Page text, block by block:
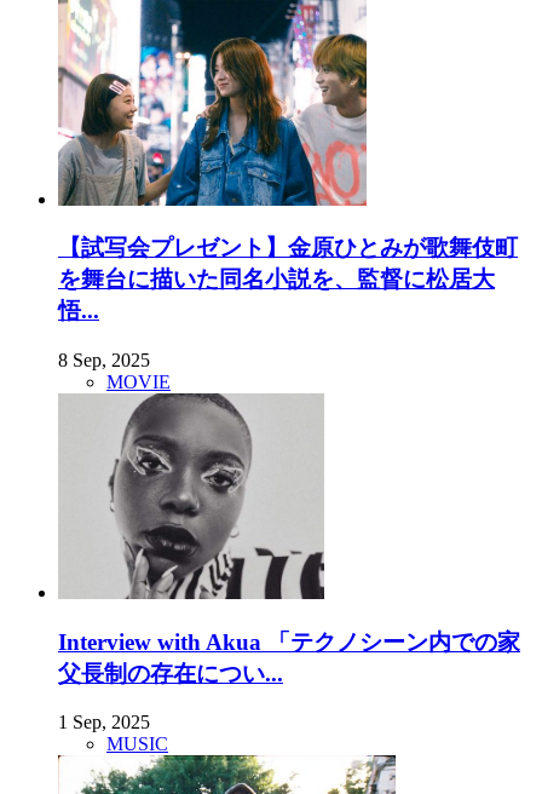
【試写会プレゼント】金原ひとみが歌舞伎町
を舞台に描いた同名小説を、監督に松居大
悟...
8 Sep, 2025
MOVIE
Interview with Akua 「テクノシーン内での家
父長制の存在につい...
1 Sep, 2025
MUSIC